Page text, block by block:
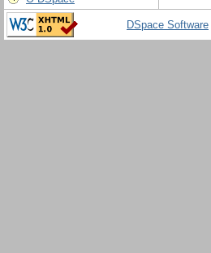
DSpace Software